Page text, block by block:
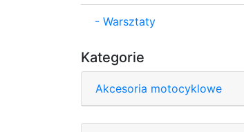
- Warsztaty
Kategorie
Akcesoria motocyklowe